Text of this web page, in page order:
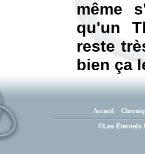
même
qu'un
reste
bien ça
Accueil
©Les Eternels